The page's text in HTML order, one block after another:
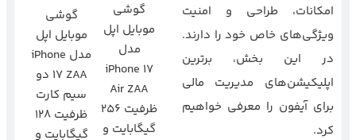
امکانات، طراحی و امنیت
ویژگی‌های خاص خود را دارند.
در این بخش، برترین
اپلیکیشن‌های مدیریت مالی
برای آیفون را معرفی خواهیم
کرد.
گوشی
موبایل اپل
مدل
iPhone 17
Air ZAA
ظرفیت 256
گیگابایت و
گوشی
موبایل اپل
مدل iPhone
17 ZAA دو
سیم‌ کارت
ظرفیت 128
گیگابایت و